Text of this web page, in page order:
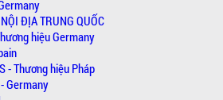
ĐỊA TRUNG QUỐC
hiệu Germany
- Thương hiệu Pháp
Germany